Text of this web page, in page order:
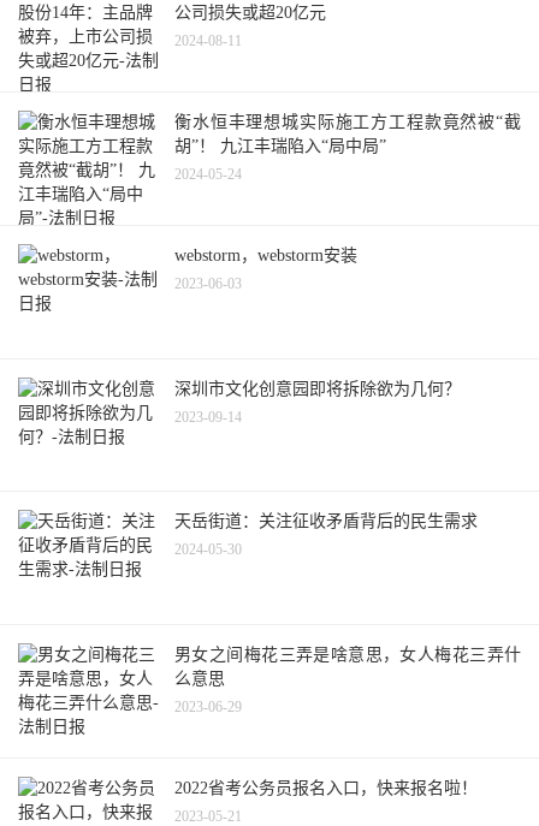
公司损失或超20亿元
2024-08-11
衡水恒丰理想城实际施工方工程款竟然被“截
胡”！ 九江丰瑞陷入“局中局”
2024-05-24
webstorm，webstorm安装
2023-06-03
深圳市文化创意园即将拆除欲为几何？
2023-09-14
天岳街道：关注征收矛盾背后的民生需求
2024-05-30
男女之间梅花三弄是啥意思，女人梅花三弄什
么意思
2023-06-29
2022省考公务员报名入口，快来报名啦！
2023-05-21